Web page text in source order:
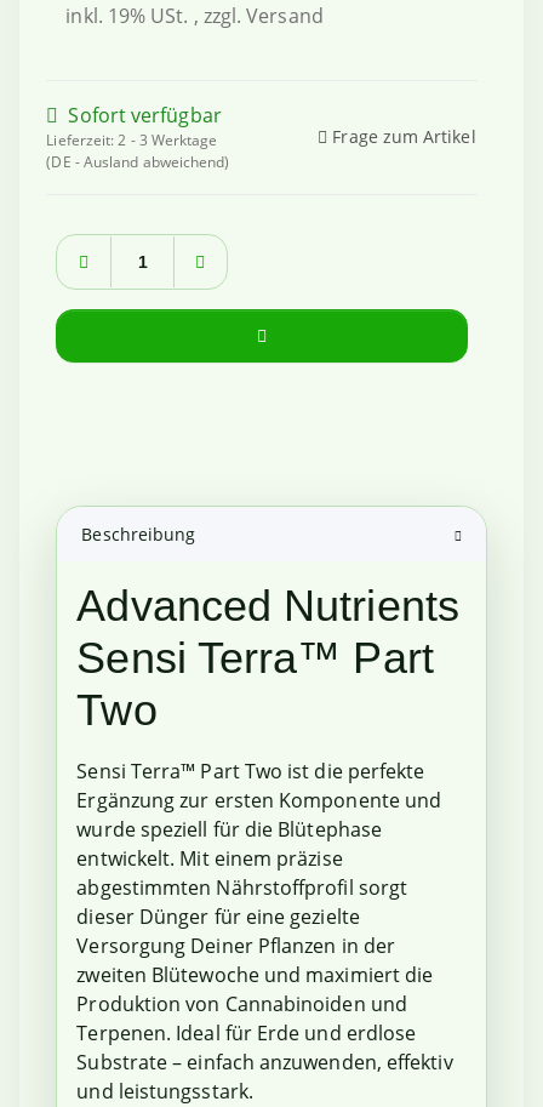
inkl. 19% USt. , zzgl.Versand
Sofort verfügbar
Lieferzeit:2 - 3 Werktage
(DE - Ausland abweichend)
Frage zum Artikel
Beschreibung
Advanced Nutrients
Sensi Terra™ Part
Two
Sensi Terra™ Part Two ist die perfekte
Ergänzung zur ersten Komponente und
wurde speziell für die Blütephase
entwickelt. Mit einem präzise
abgestimmten Nährstoffprofil sorgt
dieser Dünger für eine gezielte
Versorgung Deiner Pflanzen in der
zweiten Blütewoche und maximiert die
Produktion von Cannabinoiden und
Terpenen. Ideal für Erde und erdlose
Substrate – einfach anzuwenden, effektiv
und leistungsstark.